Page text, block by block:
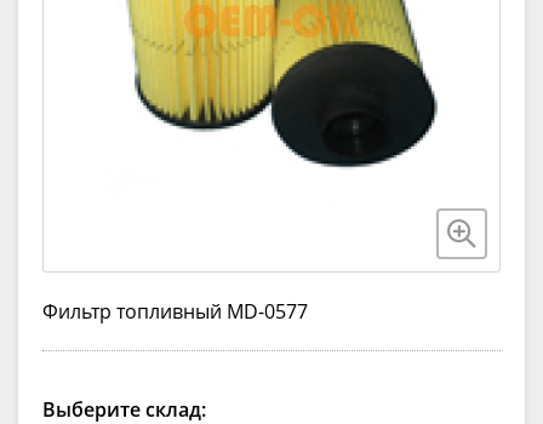
Фильтр топливный MD-0577
Выберите склад: